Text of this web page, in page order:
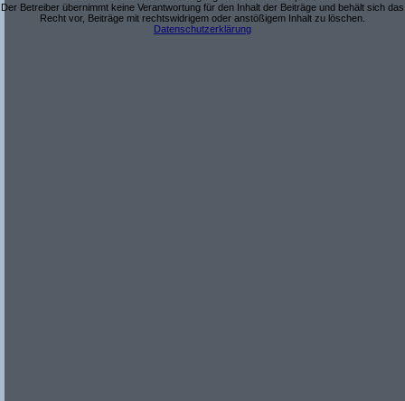
Der Betreiber übernimmt keine Verantwortung für den Inhalt der Beiträge und behält sich das
Recht vor, Beiträge mit rechtswidrigem oder anstößigem Inhalt zu löschen.
Datenschutzerklärung